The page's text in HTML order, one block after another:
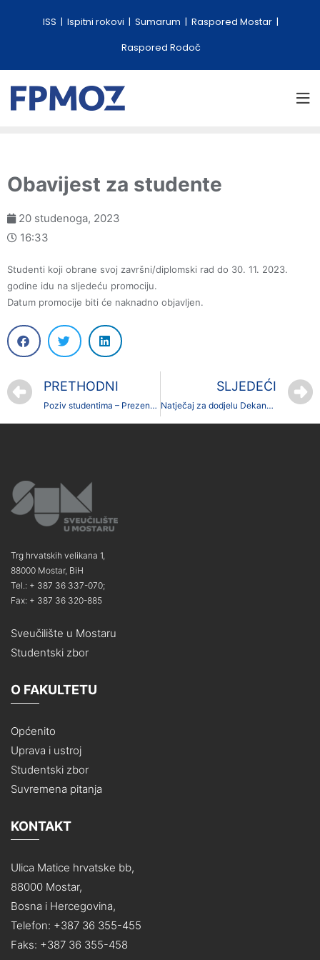
ISS Ispitni rokovi Sumarum
Raspored Mostar
Raspored Rodoč
Obavijest za studente
20 studenoga, 2023
16:33
Studenti koji obrane svoj završni/diplomski rad do 30. 11. 2023.
godine idu na sljedeću promociju.
Datum promocije biti će naknadno objavljen.
PRETHODNI
Poziv studentima – Prezentacija programa „Experience Work and Travel”
SLJEDEĆI
Natječaj za dodjelu Dekanove nagrade
Trg hrvatskih velikana 1,
88000 Mostar, BiH
Tel.: + 387 36 337-070;
Fax: + 387 36 320-885
Sveučilište u Mostaru
Studentski zbor
O FAKULTETU
Općenito
Uprava i ustroj
Studentski zbor
Suvremena pitanja
KONTAKT
Ulica Matice hrvatske bb,
88000 Mostar,
Bosna i Hercegovina,
Telefon: +387 36 355-455
Faks: +387 36 355-458